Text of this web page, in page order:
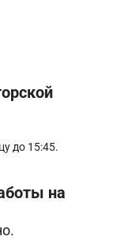
до 15:45.
на